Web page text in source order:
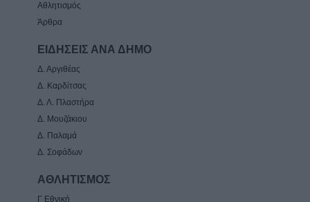
Αθλητισμός
Άρθρα
ΕΙΔΗΣΕΙΣ ΑΝΑ ΔΗΜΟ
Δ. Αργιθέας
Δ. Καρδίτσας
Δ. Λ. Πλαστήρα
Δ. Μουζάκιου
Δ. Παλαμά
Δ. Σοφάδων
ΑΘΛΗΤΙΣΜΟΣ
Γ Εθνική